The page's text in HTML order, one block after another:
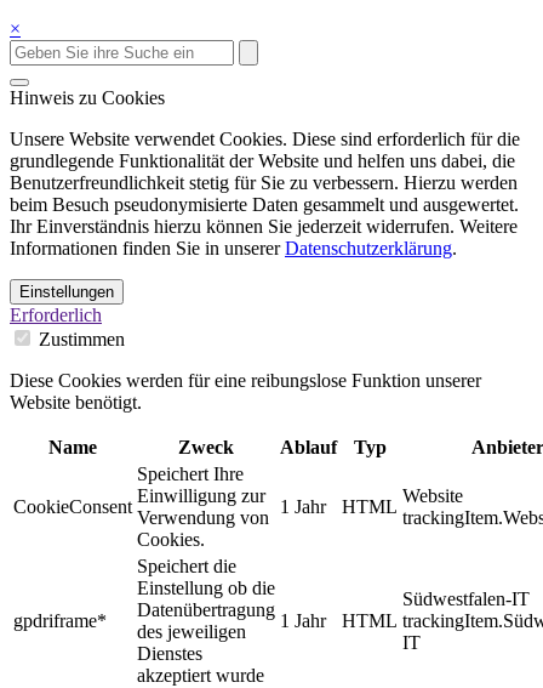
×
Hinweis zu Cookies
Unsere Website verwendet Cookies. Diese sind erforderlich für die
grundlegende Funktionalität der Website und helfen uns dabei, die
Benutzerfreundlichkeit stetig für Sie zu verbessern. Hierzu werden
beim Besuch pseudonymisierte Daten gesammelt und ausgewertet.
Ihr Einverständnis hierzu können Sie jederzeit widerrufen. Weitere
Informationen finden Sie in unsererDatenschutzerklärung.
Einstellungen
Erforderlich
Zustimmen
Diese Cookies werden für eine reibungslose Funktion unserer
Website benötigt.
Name Zweck Ablauf Typ Anbieter
CookieConsent
Speichert Ihre
Einwilligung zur
Verwendung von
Cookies.
1 Jahr HTML
Website
gpdriframe*
Speichert die
Einstellung ob die
Datenübertragung
des jeweiligen
Dienstes
akzeptiert wurde
1 Jahr HTML
Südwestfalen-IT
IT